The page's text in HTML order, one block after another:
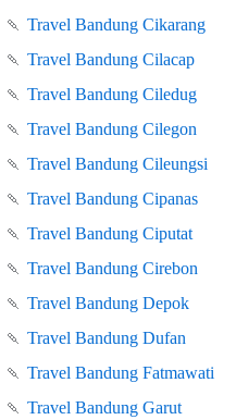
🍡 Travel Bandung Cikarang
🍡 Travel Bandung Cilacap
🍡 Travel Bandung Ciledug
🍡 Travel Bandung Cilegon
🍡 Travel Bandung Cileungsi
🍡 Travel Bandung Cipanas
🍡 Travel Bandung Ciputat
🍡 Travel Bandung Cirebon
🍡 Travel Bandung Depok
🍡 Travel Bandung Dufan
🍡 Travel Bandung Fatmawati
🍡 Travel Bandung Garut